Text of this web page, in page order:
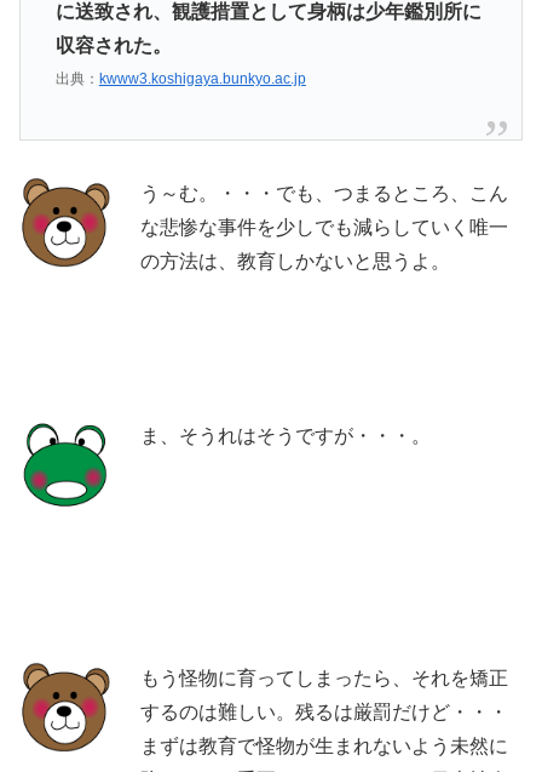
に送致され、観護措置として身柄は少年鑑別所に
収容された。
出典： kwww3.koshigaya.bunkyo.ac.jp
う～む。・・・でも、つまるところ、こん
な悲惨な事件を少しでも減らしていく唯一
の方法は、教育しかないと思うよ。
ま、そうれはそうですが・・・。
もう怪物に育ってしまったら、それを矯正
するのは難しい。残るは厳罰だけど・・・
まずは教育で怪物が生まれないよう未然に